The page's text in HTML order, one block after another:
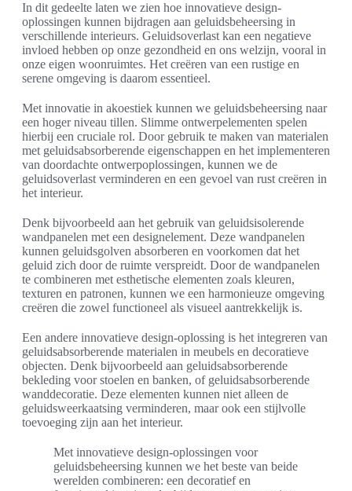
In dit gedeelte laten we zien hoe innovatieve design-
oplossingen kunnen bijdragen aan geluidsbeheersing in
verschillende interieurs. Geluidsoverlast kan een negatieve
invloed hebben op onze gezondheid en ons welzijn, vooral in
onze eigen woonruimtes. Het creëren van een rustige en
serene omgeving is daarom essentieel.
Met innovatie in akoestiek kunnen we geluidsbeheersing naar
een hoger niveau tillen. Slimme ontwerpelementen spelen
hierbij een cruciale rol. Door gebruik te maken van materialen
met geluidsabsorberende eigenschappen en het implementeren
van doordachte ontwerpoplossingen, kunnen we de
geluidsoverlast verminderen en een gevoel van rust creëren in
het interieur.
Denk bijvoorbeeld aan het gebruik van geluidsisolerende
wandpanelen met een designelement. Deze wandpanelen
kunnen geluidsgolven absorberen en voorkomen dat het
geluid zich door de ruimte verspreidt. Door de wandpanelen
te combineren met esthetische elementen zoals kleuren,
texturen en patronen, kunnen we een harmonieuze omgeving
creëren die zowel functioneel als visueel aantrekkelijk is.
Een andere innovatieve design-oplossing is het integreren van
geluidsabsorberende materialen in meubels en decoratieve
objecten. Denk bijvoorbeeld aan geluidsabsorberende
bekleding voor stoelen en banken, of geluidsabsorberende
wanddecoratie. Deze elementen kunnen niet alleen de
geluidsweerkaatsing verminderen, maar ook een stijlvolle
toevoeging zijn aan het interieur.
Met innovatieve design-oplossingen voor
geluidsbeheersing kunnen we het beste van beide
werelden combineren: een decoratief en